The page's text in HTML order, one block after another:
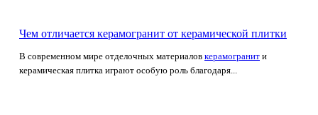
Чем отличается керамогранит от керамической плитки
В современном мире отделочных материалов керамогранит и
керамическая плитка играют особую роль благодаря...